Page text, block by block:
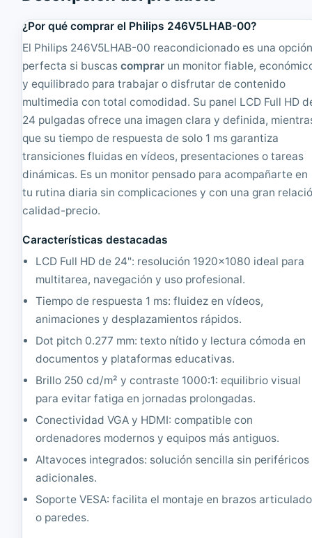
2
0
4
B
M
M
o
n
t
o
T
F
T
0
4
0
1
0
T
:
3
R
e
a
o
n
d
i
c
i
n
a
¿Por qué comprar el Philips 246V5LHAB-00?
El Philips 246V5LHAB-00 reacondicionado es una
perfecta si buscascomprar un monitor fiable,
y equilibrado para trabajar o disfrutar de contenido
multimedia con total comodidad. Su panel LCD Full HD
24 pulgadas ofrece una imagen clara y definida,
que su tiempo de respuesta de solo 1 ms garantiza
transiciones fluidas en vídeos, presentaciones o tareas
dinámicas. Es un monitor pensado para acompañarte en
tu rutina diaria sin complicaciones y con una gran
calidad-precio.
Características destacadas
LCD Full HD de 24": resolución 1920x1080 ideal para
multitarea, navegación y uso profesional.
Tiempo de respuesta 1 ms: fluidez en vídeos,
animaciones y desplazamientos rápidos.
Dot pitch 0.277 mm: texto nítido y lectura cómoda en
documentos y plataformas educativas.
Brillo 250 cd/m² y contraste 1000:1: equilibrio visual
para evitar fatiga en jornadas prolongadas.
Conectividad VGA y HDMI: compatible con
ordenadores modernos y equipos más antiguos.
Altavoces integrados: solución sencilla sin periféricos
adicionales.
Soporte VESA: facilita el montaje en brazos
o paredes.